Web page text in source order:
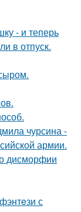
- и теперь
в отпуск.
чурсина -
армии.
дисморфии
с